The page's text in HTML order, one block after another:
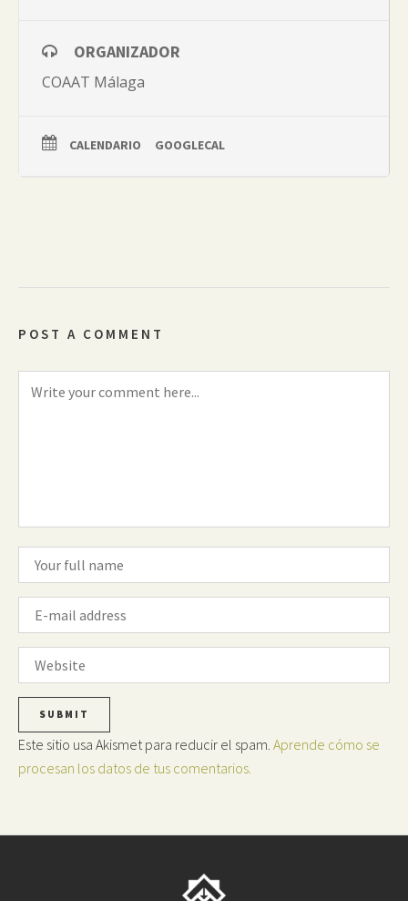
que recibirás previamente por mail para optar al descuento.
de una o dos mutuas.
ORGANIZADOR
COAAT Málaga
CALENDARIO GOOGLECAL
POST A COMMENT
Este sitio usa Akismet para reducir el spam. Aprende cómo se
procesan los datos de tus comentarios.